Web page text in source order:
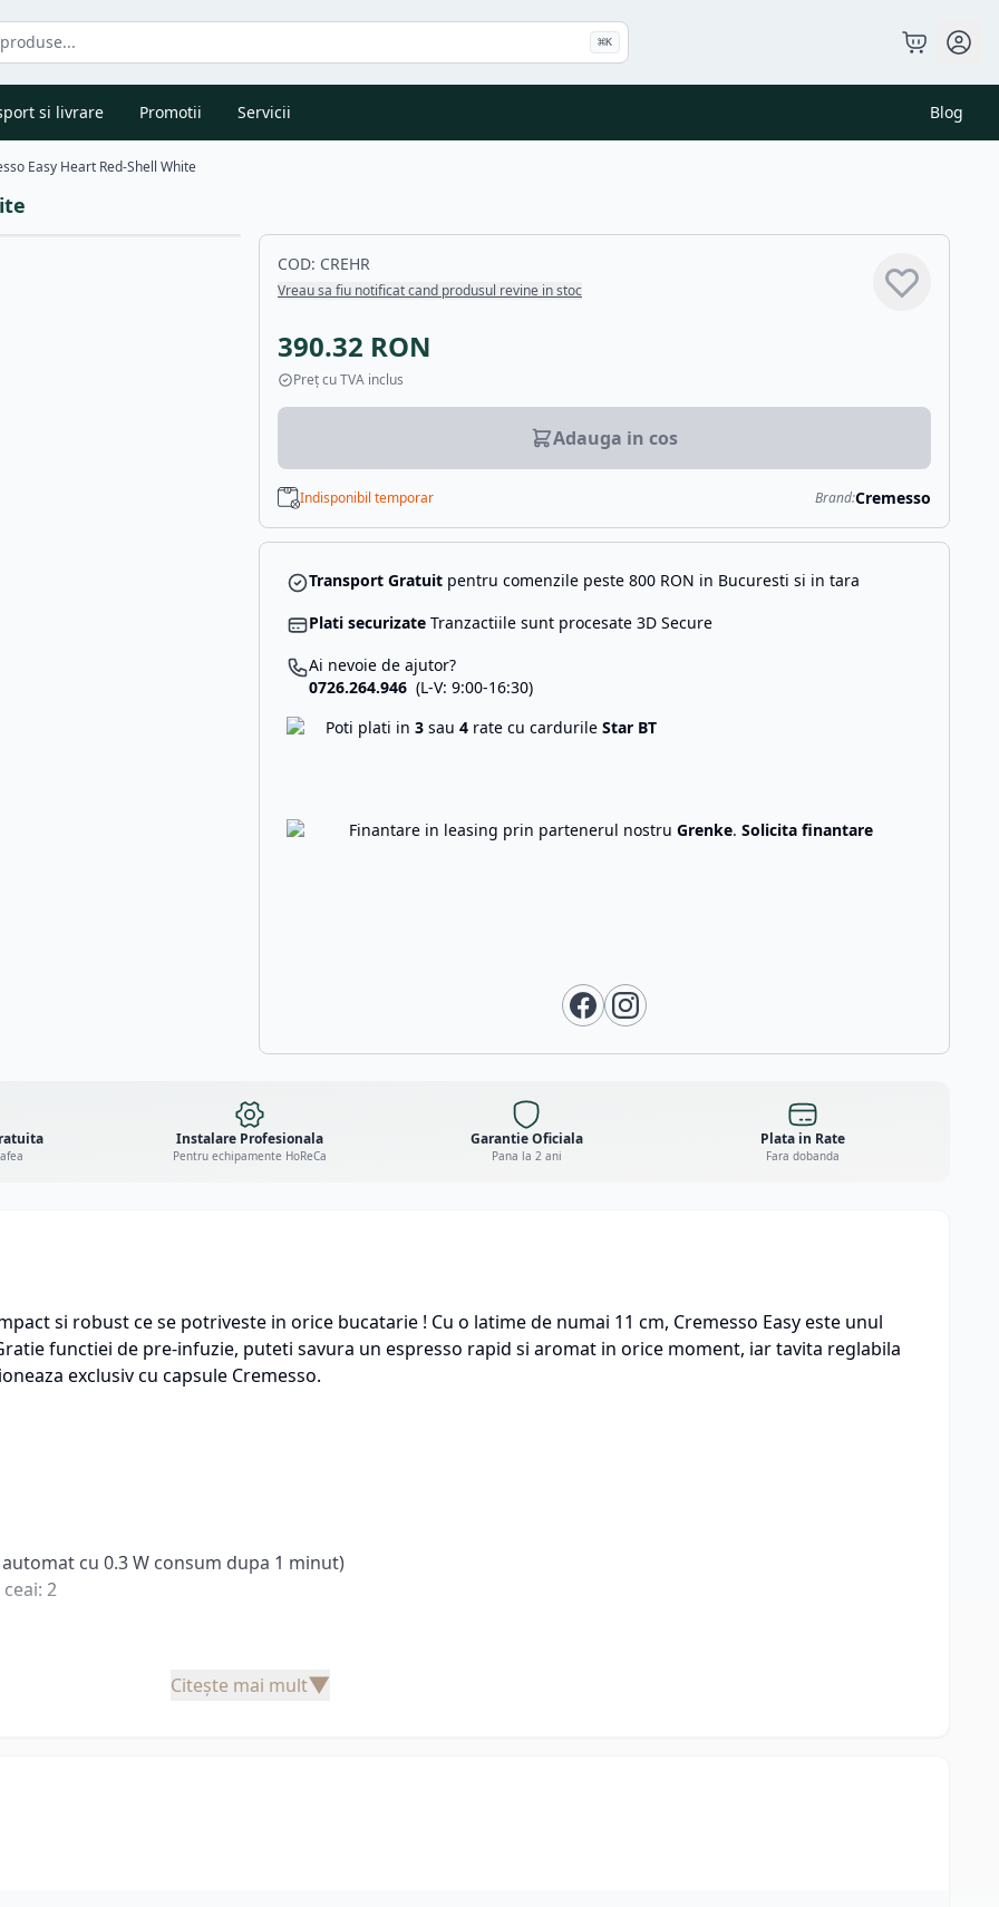
⌘K
si livrare Promotii Servicii Blog
Easy Heart Red-Shell White
COD: CREHR
Vreau sa fiu notificat cand produsul revine in stoc
390.32 RON
Preț cu TVA inclus
Adauga in cos
Indisponibil temporar Brand:Cremesso
Transport Gratuit pentru comenzile peste 800 RON in Bucuresti si in tara
Plati securizate Tranzactiile sunt procesate 3D Secure
Ai nevoie de ajutor?
0726.264.946 (L-V: 9:00-16:30)
Poti plati in 3 sau 4 rate cu cardurile Star BT
Finantare in leasing prin partenerul nostru Grenke. Solicita finantare
Instalare Profesionala
Pentru echipamente HoReCa
Garantie Oficiala
Pana la 2 ani
Plata in Rate
Fara dobanda
si robust ce se potriveste in orice bucatarie ! Cu o latime de numai 11 cm, Cremesso Easy este unul
functiei de pre-infuzie, puteti savura un espresso rapid si aromat in orice moment, iar tavita reglabila
exclusiv cu capsule Cremesso.
cu 0.3 W consum dupa 1 minut)
2
Citește mai mult▼